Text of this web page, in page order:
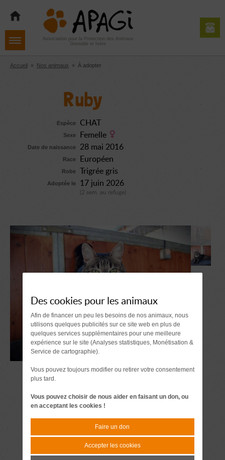
navigation
contenu
Aller
pied
de
Association pour la Protection des Animaux
Grenoble et Isère
Accueil » Nos animaux » À adopter
Ruby
Espèce CHAT
Sexe Femelle
Date de naissance 28 mai 2016
Race Européen
Robe Trigrée gris
Adoptée le 17 juin 2026
(2 sem. au refuge)
Des cookies pour les animaux
Afin de financer un peu les besoins de nos animaux, nous
utilisons quelques publicités sur ce site web en plus de
quelques services supplémentaires pour une meilleure
expérience sur le site (Analyses statistiques, Monétisation &
Service de cartographie).
Vous pouvez toujours modifier ou retirer votre consentement
plus tard.
Vous pouvez choisir de nous aider en faisant un don, ou
en acceptant les cookies !
Faire un don
Accepter les cookies